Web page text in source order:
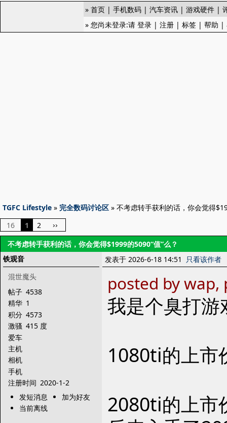
» 首页 | 手机数码 | 汽车资讯 | 游戏硬件 |
» 您尚未登录:请 登录 | 注册 | 标签 | 帮助 |
TGFC Lifestyle » 完全数码讨论区 » 不考虑转手获利的话，你会觉得
16
1 2 ››
不考虑转手获利的话，你会觉得$1999的5090“值”么？
铁观音
混世魔头
帖子 4538
精华 1
积分 4573
激骚 415 度
爱车
主机
相机
手机
注册时间 2020-1-2
发短消息
加为好友
当前离线
发表于 2026-6-18 14:51 只看该作者
posted by
我是个臭打游
1080ti的上市
2080ti的上市